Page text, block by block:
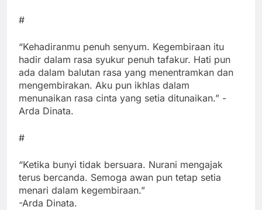
#
“Kehadiranmu penuh senyum. Kegembiraan itu
hadir dalam rasa syukur penuh tafakur. Hati pun
ada dalam balutan rasa yang menentramkan dan
mengembirakan. Aku pun ikhlas dalam
menunaikan rasa cinta yang setia ditunaikan.” -
Arda Dinata.
#
“Ketika bunyi tidak bersuara. Nurani mengajak
terus bercanda. Semoga awan pun tetap setia
menari dalam kegembiraan.”
-Arda Dinata.